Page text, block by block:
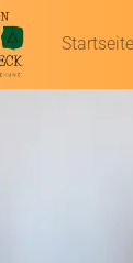
Startseite